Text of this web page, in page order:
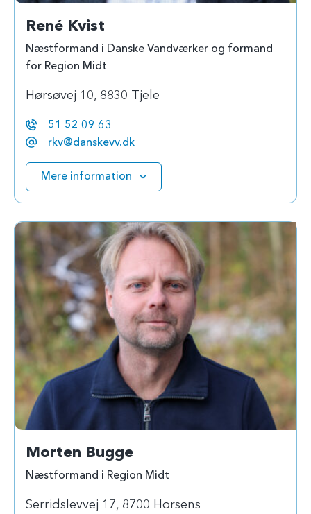
René Kvist
Næstformand i Danske Vandværker og formand
for Region Midt
Hørsøvej 10, 8830 Tjele
51 52 09 63
rkv@danskevv.dk
Mere information
Morten Bugge
Næstformand i Region Midt
Serridslevvej 17, 8700 Horsens